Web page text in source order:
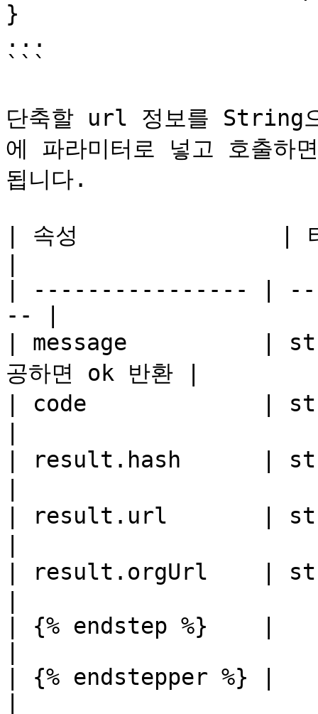
}
...
```
단축할 url 정보를 String
에 파라미터로 넣고 호출하
됩니다.
| 속성               |
| ---------------- |
-- |
| message          |
공하면 ok 반환 |
| code             |
| result.hash      |
| result.url       |
| result.orgUrl    |
| {% endstep %}    |
| {% endstepper %}